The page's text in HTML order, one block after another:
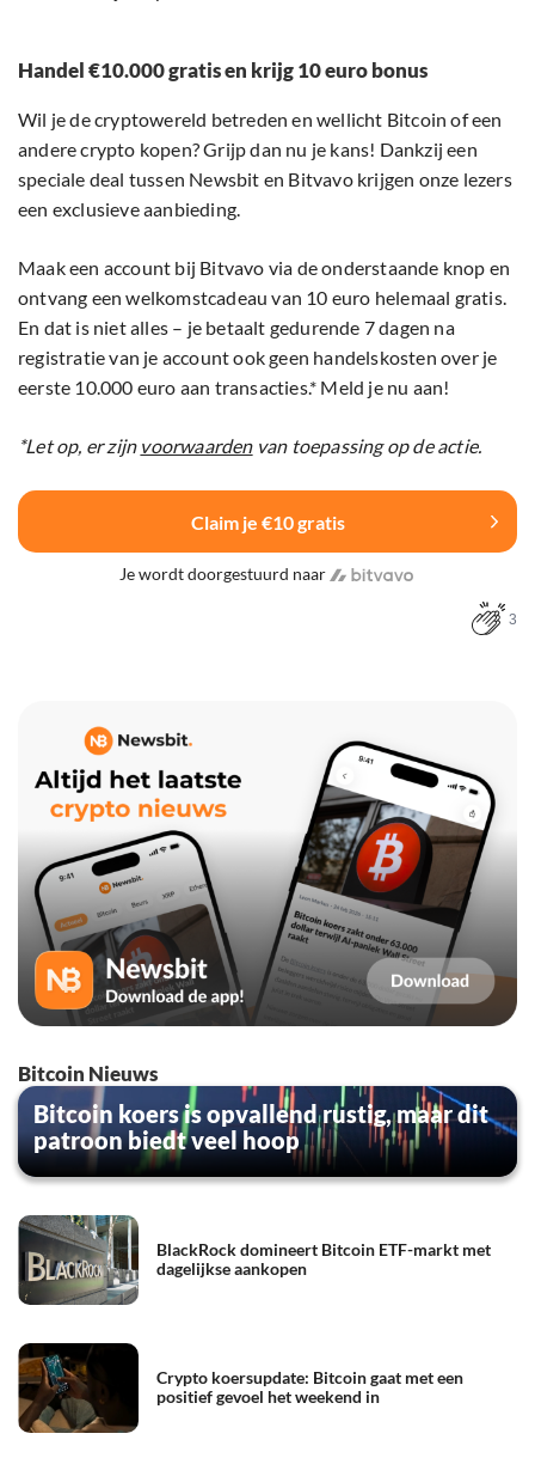
Handel €10.000 gratis en krijg 10 euro bonus
Wil je de cryptowereld betreden en wellicht Bitcoin of een
andere crypto kopen? Grijp dan nu je kans! Dankzij een
speciale deal tussen Newsbit en Bitvavo krijgen onze lezers
een exclusieve aanbieding.
Maak een account bij Bitvavo via de onderstaande knop en
ontvang een welkomstcadeau van 10 euro helemaal gratis.
En dat is niet alles – je betaalt gedurende 7 dagen na
registratie van je account ook geen handelskosten over je
eerste 10.000 euro aan transacties.* Meld je nu aan!
*Let op, er zijn voorwaardenvan toepassing op de actie.
Claim je €10 gratis
Je wordt doorgestuurd naar
3
Bitcoin Nieuws
Bitcoin koers is opvallend rustig, maar dit
patroon biedt veel hoop
BlackRock domineert Bitcoin ETF-markt met
dagelijkse aankopen
Crypto koersupdate: Bitcoin gaat met een
positief gevoel het weekend in